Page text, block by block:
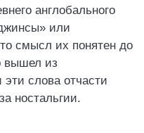
англобального
или
смысл их понятен до
вышел из
слова отчасти
ностальгии.